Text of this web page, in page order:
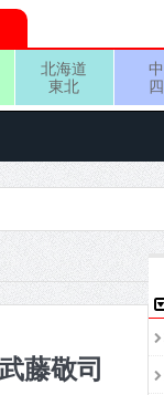
北海道
東北
藤敬司